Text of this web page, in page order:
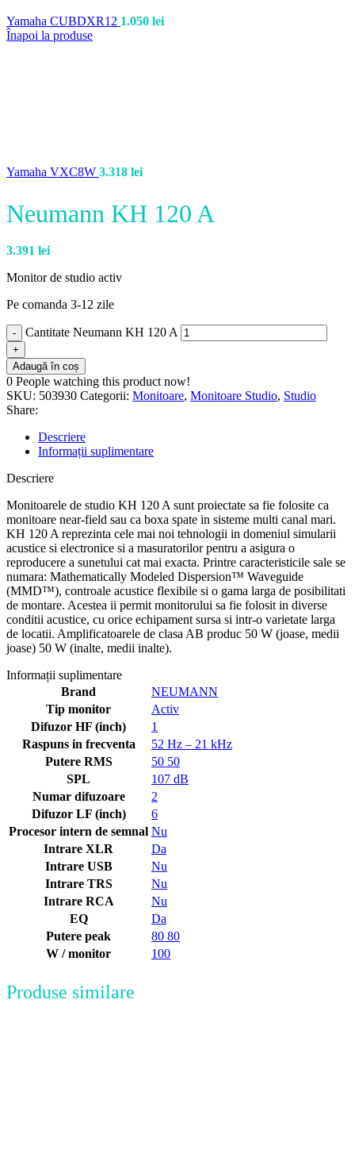
Yamaha CUBDXR12 1.050 lei
Înapoi la produse
Yamaha VXC8W 3.318 lei
Neumann KH 120 A
3.391 lei
Monitor de studio activ
Pe comanda 3-12 zile
Cantitate Neumann KH 120 A
Adaugă în coș
0 People watching this product now!
SKU: 503930 Categorii: Monitoare, Monitoare Studio, Studio
Share:
Descriere
Informații suplimentare
Descriere
Monitoarele de studio KH 120 A sunt proiectate sa fie folosite ca
monitoare near-field sau ca boxa spate in sisteme multi canal mari.
KH 120 A reprezinta cele mai noi tehnologii in domeniul simularii
acustice si electronice si a masuratorilor pentru a asigura o
reproducere a sunetului cat mai exacta. Printre caracteristicile sale se
numara: Mathematically Modeled Dispersion™ Waveguide
(MMD™), controale acustice flexibile si o gama larga de posibilitati
de montare. Acestea ii permit monitorului sa fie folosit in diverse
conditii acustice, cu orice echipament sursa si intr-o varietate larga
de locatii. Amplificatoarele de clasa AB produc 50 W (joase, medii
joase) 50 W (inalte, medii inalte).
Informații suplimentare
Brand
NEUMANN
Tip monitor
Activ
Difuzor HF (inch)
1
Raspuns in frecventa
52 Hz – 21 kHz
Putere RMS
50 50
SPL
107 dB
Numar difuzoare
2
Difuzor LF (inch)
6
Procesor intern de semnal Nu
Intrare XLR
Da
Intrare USB
Nu
Intrare TRS
Nu
Intrare RCA
Nu
EQ
Da
Putere peak
80 80
W / monitor
100
Produse similare